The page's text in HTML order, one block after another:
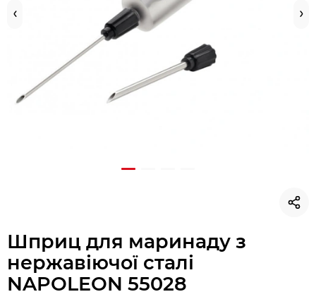
Шприц для маринаду з
нержавіючої сталі
NAPOLEON 55028